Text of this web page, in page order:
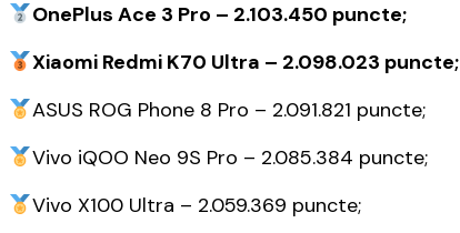
OnePlus Ace 3 Pro – 2.103.450 puncte;
Xiaomi Redmi K70 Ultra – 2.098.023 puncte;
ASUS ROG Phone 8 Pro – 2.091.821 puncte;
Vivo iQOO Neo 9S Pro – 2.085.384 puncte;
Vivo X100 Ultra – 2.059.369 puncte;